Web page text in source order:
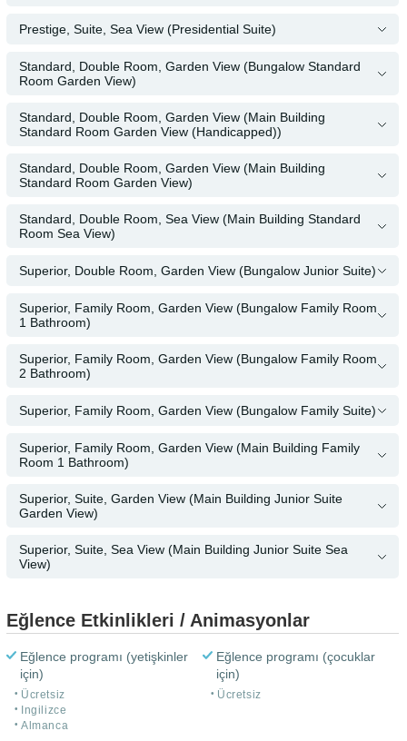
Prestige, Suite, Sea View (Presidential Suite)
Standard, Double Room, Garden View (Bungalow Standard
Room Garden View)
Standard, Double Room, Garden View (Main Building
Standard Room Garden View (Handicapped))
Standard, Double Room, Garden View (Main Building
Standard Room Garden View)
Standard, Double Room, Sea View (Main Building Standard
Room Sea View)
Superior, Double Room, Garden View (Bungalow Junior Suite)
Superior, Family Room, Garden View (Bungalow Family Room
1 Bathroom)
Superior, Family Room, Garden View (Bungalow Family Room
2 Bathroom)
Superior, Family Room, Garden View (Bungalow Family Suite)
Superior, Family Room, Garden View (Main Building Family
Room 1 Bathroom)
Superior, Suite, Garden View (Main Building Junior Suite
Garden View)
Superior, Suite, Sea View (Main Building Junior Suite Sea
View)
Eğlence Etkinlikleri / Animasyonlar
Eğlence programı (yetişkinler
için)
Ücretsiz
Ingilizce
Almanca
Eğlence programı (çocuklar
için)
Ücretsiz